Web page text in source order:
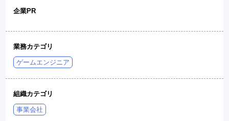
企業PR
業務カテゴリ
ゲームエンジニア
組織カテゴリ
事業会社